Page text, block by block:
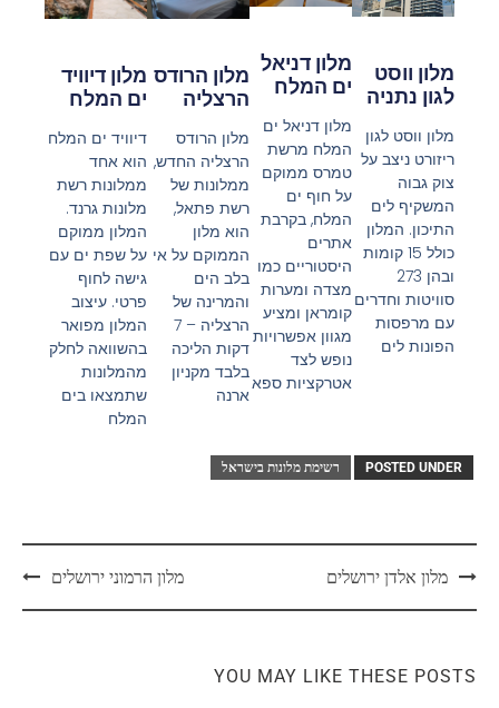
מלון ווסט
לגון נתניה
מלון ווסט לגון
ריזורט ניצב על
צוק גבוה
המשקיף לים
התיכון. המלון
כולל 15 קומות
ובהן 273
סוויטות וחדרים
עם מרפסות
הפונות לים
מלון דניאל
ים המלח
​מלון דניאל ים
המלח מרשת
טמרס ממוקם
על חוף ים
המלח, בקרבת
אתרים
היסטוריים כמו
מצדה ומערות
קומראן ומציע
מגוון אפשרויות
נופש לצד
אטרקציות ספא
מלון הרודס
הרצליה
מלון הרודס
הרצליה החדש,
ממלונות של
רשת פתאל,
הוא מלון
הממוקם על אי
בלב הים
והמרינה של
הרצליה – 7
דקות הליכה
בלבד מקניון
ארנה
מלון דיוויד
ים המלח
דיוויד ים המלח
הוא אחד
ממלונות רשת
מלונות גרנד.
המלון ממוקם
על שפת ים עם
גישה לחוף
פרטי. עיצוב
המלון מפואר
בהשוואה לחלק
מהמלונות
שתמצאו בים
המלח
POSTED UNDER רשימת מלונות בישראל
מלון אלדן ירושלים מלון הרמוני ירושלים
YOU MAY LIKE THESE POSTS